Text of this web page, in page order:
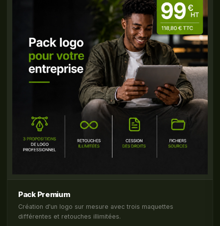
Pack Premium
Création d'un logo sur mesure avec trois maquettes
différentes et retouches illimitées.